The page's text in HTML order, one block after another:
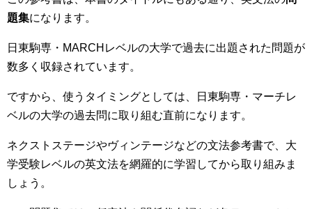
題集になります。
日東駒専・MARCHレベルの大学で過去に出題された問題が
数多く収録されています。
ですから、使うタイミングとしては、日東駒専・マーチレ
ベルの大学の過去問に取り組む直前になります。
ネクストステージやヴィンテージなどの文法参考書で、大
学受験レベルの英文法を網羅的に学習してから取り組みま
しょう。